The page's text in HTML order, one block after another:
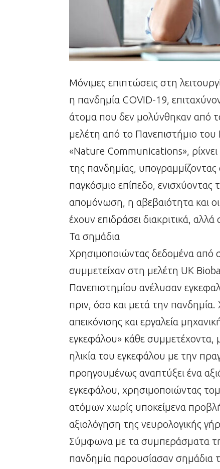
Μόνιμες επιπτώσεις στη
η πανδημία COVID-19,
άτομα που δεν μολύνθηκαν από
μελέτη από το Πανεπιστήμιο
«Nature Communications», ρίχνει
της πανδημίας,
παγκόσμιο επίπεδο,
απομόνωση, η αβεβαιότητα και
έχουν επιδράσει διακριτικά,
Τα σημάδια
Χρησιμοποιώντας δεδομένα από
συμμετείχαν στη μελέτη UK
Πανεπιστημίου ανέλυσαν
πριν, όσο και μετά την
απεικόνισης και εργαλεία
εγκεφάλου» κάθε συμμετέχοντα,
ηλικία του εγκεφάλου με την
προηγουμένως αναπτύξει ένα
εγκεφάλου, χρησιμοποιώντας
ατόμων χωρίς υποκείμενα
αξιολόγηση της νευρολογικής
Σύμφωνα με τα συμπεράσματα
πανδημία παρουσίασαν σημάδια